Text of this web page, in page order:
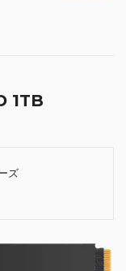
1TB
ズ